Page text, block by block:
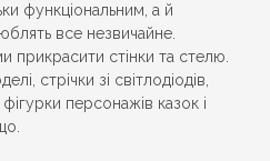
функціональним, а й
все незвичайне.
прикрасити стінки та стелю.
стрічки зі світлодіодів,
фігурки персонажів казок і